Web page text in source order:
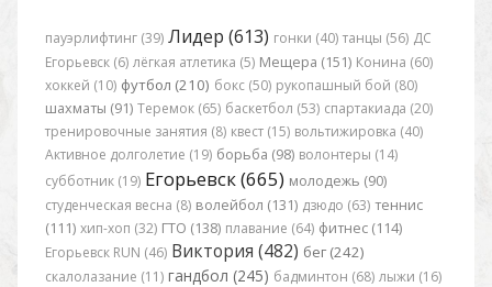
пауэрлифтинг (39) Лидер (613) гонки (40) танцы (56) ДС
Егорьевск (6) лёгкая атлетика (5) Мещера (151) Конина (60)
хоккей (10) футбол (210) бокс (50) рукопашный бой (80)
шахматы (91) Теремок (65) баскетбол (53) спартакиада (20)
тренировочные занятия (8) квест (15) вольтижировка (40)
Активное долголетие (19) борьба (98) волонтеры (14)
субботник (19) Егорьевск (665) молодежь (90)
студенческая весна (8) волейбол (131) дзюдо (63) теннис
(111) хип-хоп (32) ГТО (138) плавание (64) фитнес (114)
Егорьевск RUN (46) Виктория (482) бег (242)
скалолазание (11) гандбол (245) бадминтон (68) лыжи (16)